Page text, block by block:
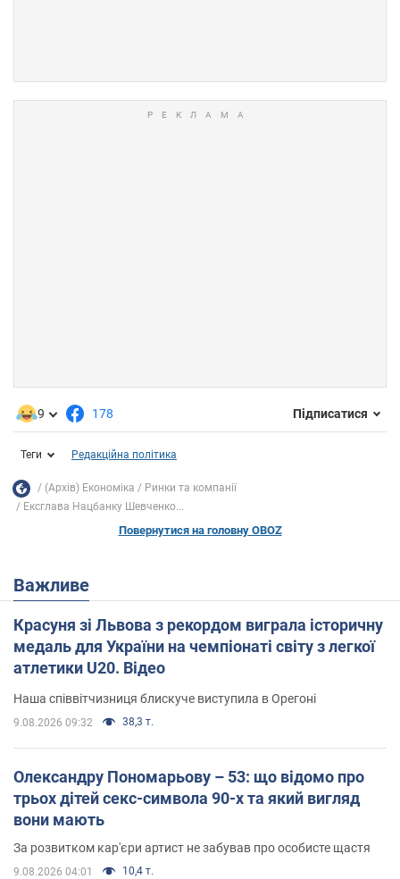
9 178 Підписатися
Теги Редакційна політика
(Архів) Економіка
Ринки та компанії
Ексглава Нацбанку Шевченко...
Повернутися на головну OBOZ
Важливе
Красуня зі Львова з рекордом виграла історичну
медаль для України на чемпіонаті світу з легкої
атлетики U20. Відео
Наша співвітчизниця блискуче виступила в Орегоні
9.08.2026 09:32 38,3 т.
Олександру Пономарьову – 53: що відомо про
трьох дітей секс-символа 90-х та який вигляд
вони мають
За розвитком кар'єри артист не забував про особисте щастя
9.08.2026 04:01 10,4 т.